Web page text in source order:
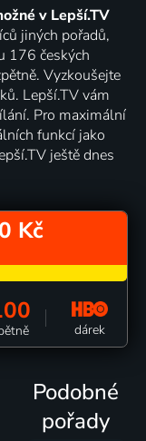
v Lepší.TV
jiných pořadů,
176 českých
Vyzkoušejte
Lepší.TV vám
Pro maximální
funkcí jako
ještě dnes
Kč
dárek
Podobné
pořady